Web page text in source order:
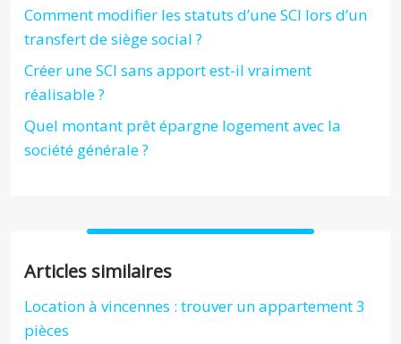
Comment modifier les statuts d’une SCI lors d’un
transfert de siège social ?
Créer une SCI sans apport est-il vraiment
réalisable ?
Quel montant prêt épargne logement avec la
société générale ?
Articles similaires
Location à vincennes : trouver un appartement 3
pièces